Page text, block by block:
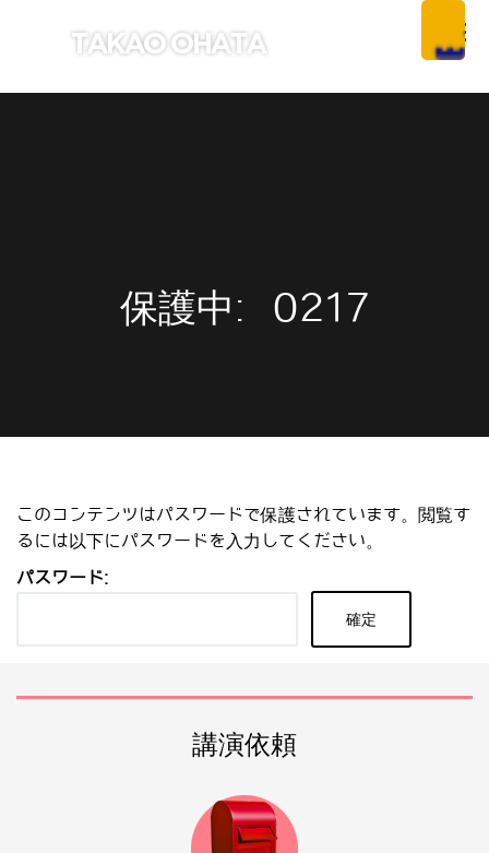
保護中: 0217
このコンテンツはパスワードで保護されています。閲覧す
るには以下にパスワードを入力してください。
パスワード:
講演依頼